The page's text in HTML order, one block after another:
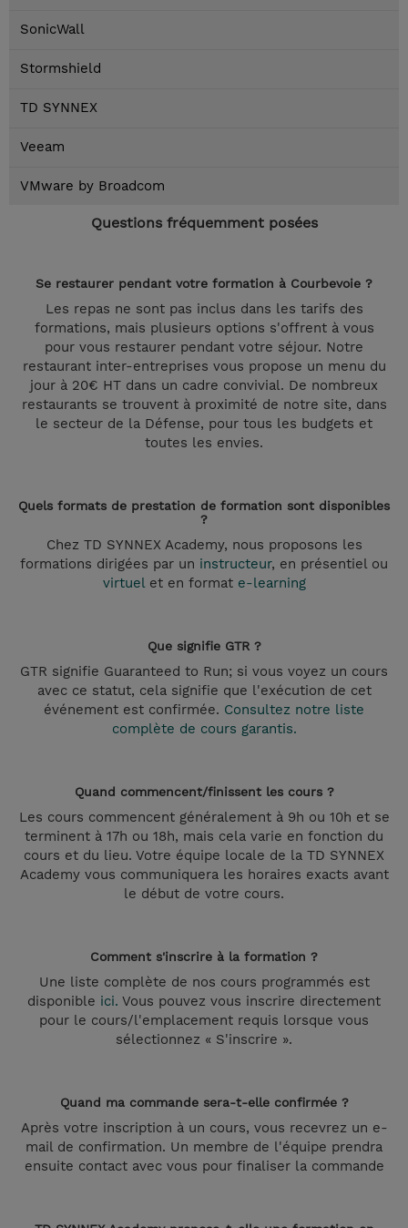
SonicWall
Stormshield
TD SYNNEX
Veeam
VMware by Broadcom
Questions fréquemment posées
Se restaurer pendant votre formation à Courbevoie ?
Les repas ne sont pas inclus dans les tarifs des
formations, mais plusieurs options s'offrent à vous
pour vous restaurer pendant votre séjour. Notre
restaurant inter-entreprises vous propose un menu du
jour à 20€ HT dans un cadre convivial. De nombreux
restaurants se trouvent à proximité de notre site, dans
le secteur de la Défense, pour tous les budgets et
toutes les envies.
Quels formats de prestation de formation sont disponibles
?
Chez TD SYNNEX Academy, nous proposons les
formations dirigées par un instructeur, en présentiel ou
virtuelet en format e-learning
Que signifie GTR ?
GTR signifie Guaranteed to Run; si vous voyez un cours
avec ce statut, cela signifie que l'exécution de cet
événement est confirmée. Consultez notre liste
complète de cours garantis.
Quand commencent/finissent les cours ?
Les cours commencent généralement à 9h ou 10h et se
terminent à 17h ou 18h, mais cela varie en fonction du
cours et du lieu. Votre équipe locale de la TD SYNNEX
Academy vous communiquera les horaires exacts avant
le début de votre cours.
Comment s'inscrire à la formation ?
Une liste complète de nos cours programmés est
disponible ici. Vous pouvez vous inscrire directement
pour le cours/l'emplacement requis lorsque vous
sélectionnez « S'inscrire ».
Quand ma commande sera-t-elle confirmée ?
Après votre inscription à un cours, vous recevrez un e-
mail de confirmation. Un membre de l'équipe prendra
ensuite contact avec vous pour finaliser la commande